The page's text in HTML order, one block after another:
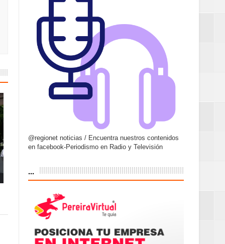
@regionet noticias / Encuentra nuestros contenidos
en facebook-Periodismo en Radio y Televisión
...